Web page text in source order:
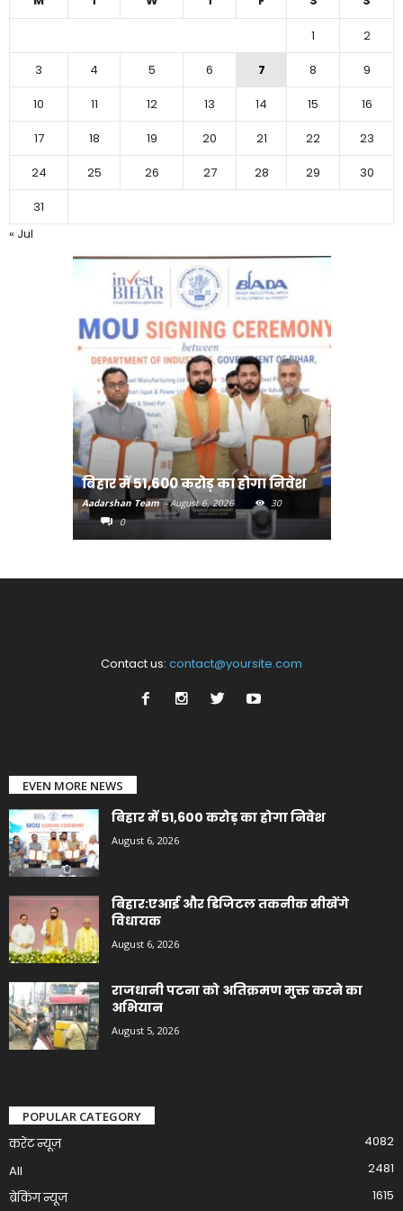
1
2
3
4 5 6 7 8
9
10
11 12 13 14 15
16
17
18 19 20 21 22
23
24
25 26 27 28 29
30
31
« Jul
बिहार में 51,600 करोड़ का होगा निवेश
Aadarshan Team - August 6, 2026
30
0
Contact us: contact@yoursite.com
EVEN MORE NEWS
बिहार में 51,600 करोड़ का होगा निवेश
August 6, 2026
बिहार:एआई और डिजिटल तकनीक सीखेंगे
विधायक
August 6, 2026
राजधानी पटना को अतिक्रमण मुक्त करने का
अभियान
August 5, 2026
POPULAR CATEGORY
करेंट न्यूज़
4082
All
2481
ब्रेकिंग न्यूज
1615